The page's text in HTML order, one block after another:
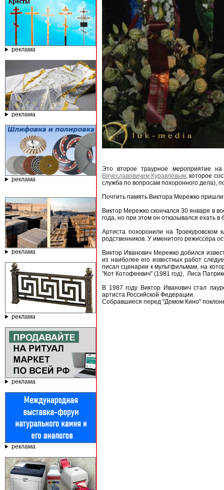
реклама
реклама
реклама
реклама
реклама
реклама
реклама
Это второе траурное мероприятие
Вячеславовичем Куравлёвым, которое
служба по вопросам похоронного дела),
Почтить память Виктора Мережко пришли
Виктор Мережко скончался 30 января в
года, но при этом он отказывался ехать
Артиста похоронили на
родственников. У именитого режиссёра
Виктор Иванович Мережко добился
из наиболее его известных работ
писал сценарии к мультфильмам, на
"Кот Котофеевич" (1981 год), Лиса
В 1987 году Виктор Иванович стал
артиста Российской Федерации.
Собравшиеся перед "Домом Кино"